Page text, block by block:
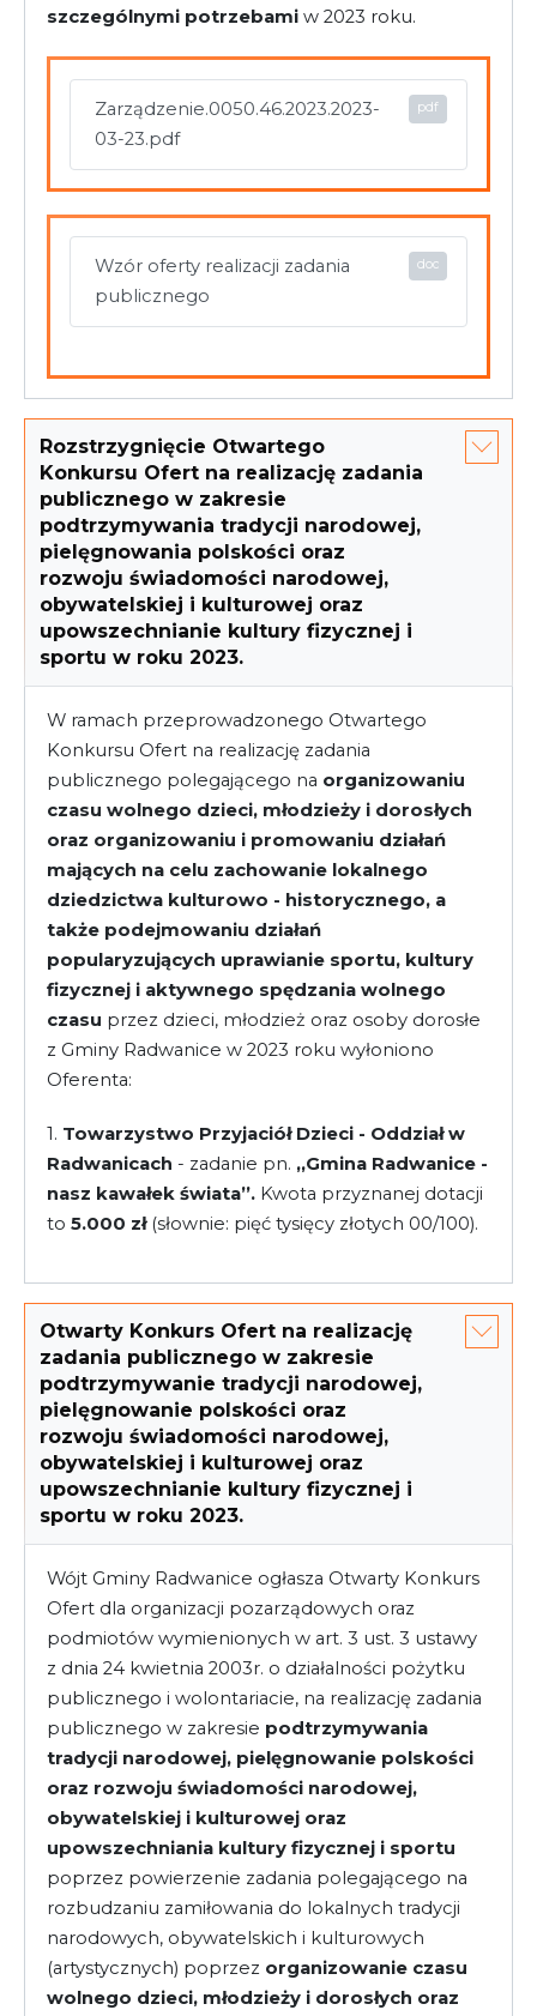
szczególnymi potrzebamiw 2023 roku.
Zarządzenie.0050.46.2023.2023-
03-23.pdf
Wzór oferty realizacji zadania
publicznego
Rozstrzygnięcie Otwartego
Konkursu Ofert na realizację zadania
publicznego w zakresie
podtrzymywania tradycji narodowej,
pielęgnowania polskości oraz
rozwoju świadomości narodowej,
obywatelskiej i kulturowej oraz
upowszechnianie kultury fizycznej i
sportu w roku 2023.
W ramach przeprowadzonego Otwartego
Konkursu Ofert na realizację zadania
publicznego polegającego na organizowaniu
czasu wolnego dzieci, młodzieży i dorosłych
oraz organizowaniu i promowaniu działań
mających na celu zachowanie lokalnego
dziedzictwa kulturowo - historycznego, a
także podejmowaniu działań
popularyzujących uprawianie sportu, kultury
fizycznej i aktywnego spędzania wolnego
czasu przez dzieci, młodzież oraz osoby dorosłe
z Gminy Radwanice w 2023 roku wyłoniono
Oferenta:
1. Towarzystwo Przyjaciół Dzieci - Oddział w
Radwanicach - zadanie pn. ,,Gmina Radwanice -
nasz kawałek świata’’. Kwota przyznanej dotacji
to5.000 zł(słownie: pięć tysięcy złotych 00/100).
Otwarty Konkurs Ofert na realizację
zadania publicznego w zakresie
podtrzymywanie tradycji narodowej,
pielęgnowanie polskości oraz
rozwoju świadomości narodowej,
obywatelskiej i kulturowej oraz
upowszechnianie kultury fizycznej i
sportu w roku 2023.
Wójt Gminy Radwanice ogłasza Otwarty Konkurs
Ofert dla organizacji pozarządowych oraz
podmiotów wymienionych w art. 3 ust. 3 ustawy
z dnia 24 kwietnia 2003r. o działalności pożytku
publicznego i wolontariacie, na realizację zadania
publicznego w zakresie podtrzymywania
tradycji narodowej, pielęgnowanie polskości
oraz rozwoju świadomości narodowej,
obywatelskiej i kulturowej oraz
upowszechniania kultury fizycznej i sportu
poprzez powierzenie zadania polegającego na
rozbudzaniu zamiłowania do lokalnych tradycji
narodowych, obywatelskich i kulturowych
(artystycznych) poprzez organizowanie czasu
wolnego dzieci, młodzieży i dorosłych oraz